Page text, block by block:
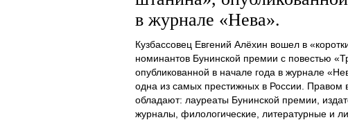
в журнале «Нева».
Кузбассовец Евгений Алёхин вошел в
номинантов Бунинской премии с повестью
опубликованной в начале года в журнале
одна из самых престижных в России. Правом
обладают: лауреаты Бунинской премии,
журналы, филологические, литературные и